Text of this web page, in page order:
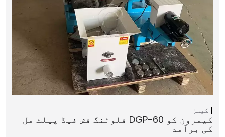
کیسز
کیمرون کو DGP-60 فلوٹنگ فش فیڈ پیلٹ مل
کی برآمد